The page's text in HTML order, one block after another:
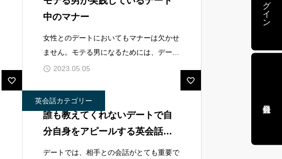
中のマナー
女性とのデートにおいてもマナーは欠かせ
ません。モテる男になるためには、デート
の際に相手に対して細やかな気遣いをする
ご
2023.05.05
英会話カテゴリー
誰も教えてくれないデートで自
分自身をアピールする英会話の
テクニック８選
デートでは、相手との会話がとても重要で